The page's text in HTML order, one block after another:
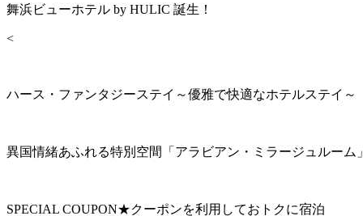
舞浜ビューホテル by HULIC 誕生！
<
ハース・ファンタジーステイ～優雅で快適なホテルステイ～
異国情緒あふれる特別空間「アラビアン・ミラージュルーム
SPECIAL COUPON★クーポンを利用しておトクに宿泊